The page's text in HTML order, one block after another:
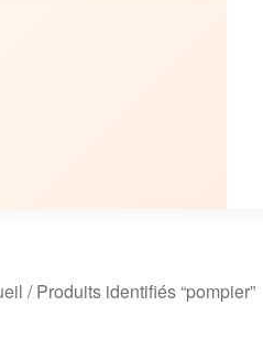
/Produits identifiés “pompier”